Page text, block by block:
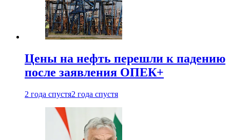
Цены на нефть перешли к падению
после заявления ОПЕК+
2 года спустя2 года спустя